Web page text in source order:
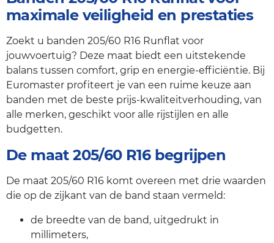
maximale veiligheid en prestaties
Zoekt u banden 205/60 R16 Runflat voor
jouwvoertuig? Deze maat biedt een uitstekende
balans tussen comfort, grip en energie-efficiëntie. Bij
Euromaster profiteert je van een ruime keuze aan
banden met de beste prijs-kwaliteitverhouding, van
alle merken, geschikt voor alle rijstijlen en alle
budgetten.
De maat 205/60 R16 begrijpen
De maat 205/60 R16 komt overeen met drie waarden
die op de zijkant van de band staan vermeld:
de breedte van de band, uitgedrukt in
millimeters,